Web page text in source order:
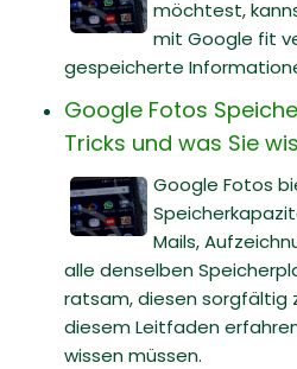
möchtest,
mit Google fit
gespeicherte
Google Fotos
Tricks und was Sie
Google Fotos
Mails,
alle denselben
ratsam, diesen sorgfältig
diesem Leitfaden
wissen müssen.